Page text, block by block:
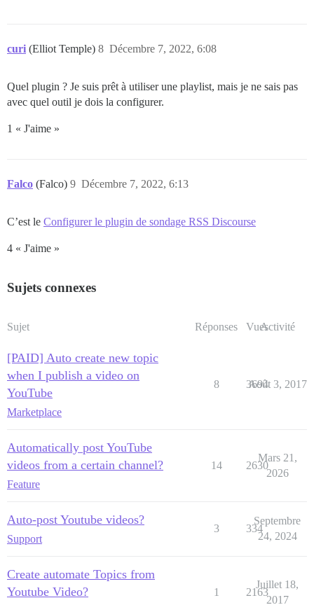
curi (Elliot Temple) Décembre 7, 2022, 6:08
8
Quel plugin ? Je suis prêt à utiliser une playlist, mais je ne sais pas
avec quel outil je dois la configurer.
1 « J'aime »
Falco (Falco) Décembre 7, 2022, 6:13
9
C’est le Configurer le plugin de sondage RSS Discourse
4 « J'aime »
Sujets connexes
Sujet Réponses VuesActivité
[PAID] Auto create new topic
when I publish a video on
YouTube
Marketplace
8 3694
Août 3, 2017
Automatically post YouTube
videos from a certain channel?
Feature
14 2630
Mars 21,
2026
Auto-post Youtube videos?
Support
3 334
Septembre
24, 2024
Create automate Topics from
Youtube Video?
1 2163
Juillet 18,
2017